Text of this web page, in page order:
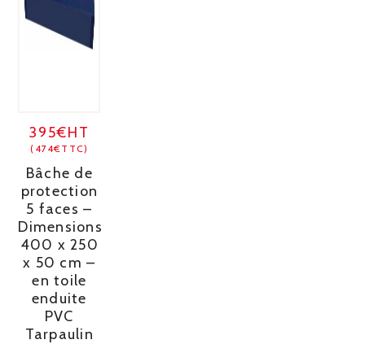
395€HT
(474€TTC)
Bâche de
protection
5 faces –
Dimensions
400 x 250
x 50 cm –
en toile
enduite
PVC
Tarpaulin